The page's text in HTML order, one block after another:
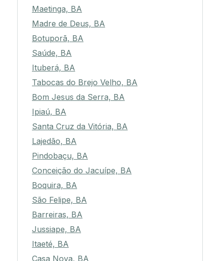
Maetinga, BA
Madre de Deus, BA
Botuporã, BA
Saúde, BA
Ituberá, BA
Tabocas do Brejo Velho, BA
Bom Jesus da Serra, BA
Ipiaú, BA
Santa Cruz da Vitória, BA
Lajedão, BA
Pindobaçu, BA
Conceição do Jacuípe, BA
Boquira, BA
São Felipe, BA
Barreiras, BA
Jussiape, BA
Itaeté, BA
Casa Nova, BA